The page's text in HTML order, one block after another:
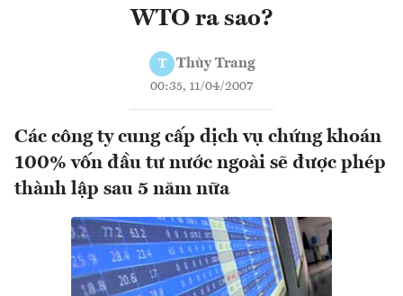
WTO ra sao?
T Thùy Trang
00:35, 11/04/2007
Các công ty cung cấp dịch vụ chứng khoán
100% vốn đầu tư nước ngoài sẽ được phép
thành lập sau 5 năm nữa